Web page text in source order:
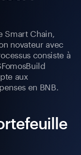
Smart Chain,
novateur avec
consiste à
aux
en BNB.